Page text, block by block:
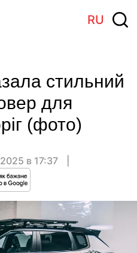
RU
стильний
для
(фото)
в 17:37